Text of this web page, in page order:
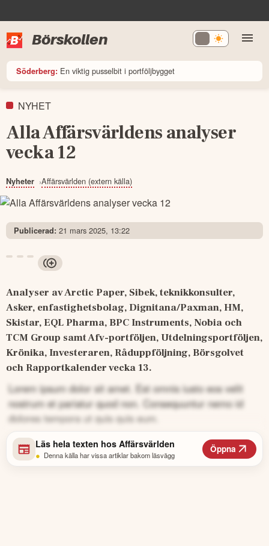
Börskollen
Söderberg: En viktig pusselbit i portföljbygget
NYHET
Alla Affärsvärldens analyser
vecka 12
Nyheter Affärsvärlden (extern källa)
Publicerad: 21 mars 2025, 13:22
Analyser av Arctic Paper, Sibek, teknikkonsulter,
Asker, enfastighetsbolag, Dignitana/Paxman, HM,
Skistar, EQL Pharma, BPC Instruments, Nobia och
TCM Group samt Afv-portföljen, Utdelningsportföljen,
Krönika, Investeraren, Råduppföljning, Börsgolvet
och Rapportkalender vecka 13.
Lorem ipsum dolor sit amet. Est omnis iusto eos velit
nostrum et pariatur quod non. Consequuntur nemo id
dolores tempora ut quis quis eum.
Läs hela texten hos Affärsvärlden
• Denna källa har vissa artiklar bakom läsvägg
Öppna